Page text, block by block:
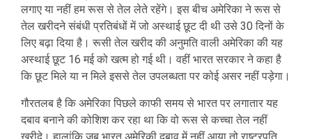
लगाए या नहीं हम रूस से तेल लेते रहेंगे। इस बीच अमेरिका ने रूस से
तेल खरीदने संबंधी प्रतिबंधों में जो अस्थाई छूट दी थी उसे 30 दिनों के
लिए बढ़ा दिया है। रूसी तेल खरीद की अनुमति वाली अमेरिका की यह
अस्थाई छूट 16 मई को खत्म हो गई थी। वहीं भारत सरकार ने कहा है
कि छूट मिले या न मिले इससे तेल उपलब्धता पर कोई असर नहीं पड़ेगा।
गौरतलब है कि अमेरिका पिछले काफी समय से भारत पर लगातार यह
दबाव बनाने की कोशिश कर रहा था कि वो रूस से कच्चा तेल नहीं